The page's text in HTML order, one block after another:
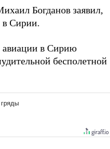
Богданов заявил,
в Сирии.
авиации в Сирию
бесполетной